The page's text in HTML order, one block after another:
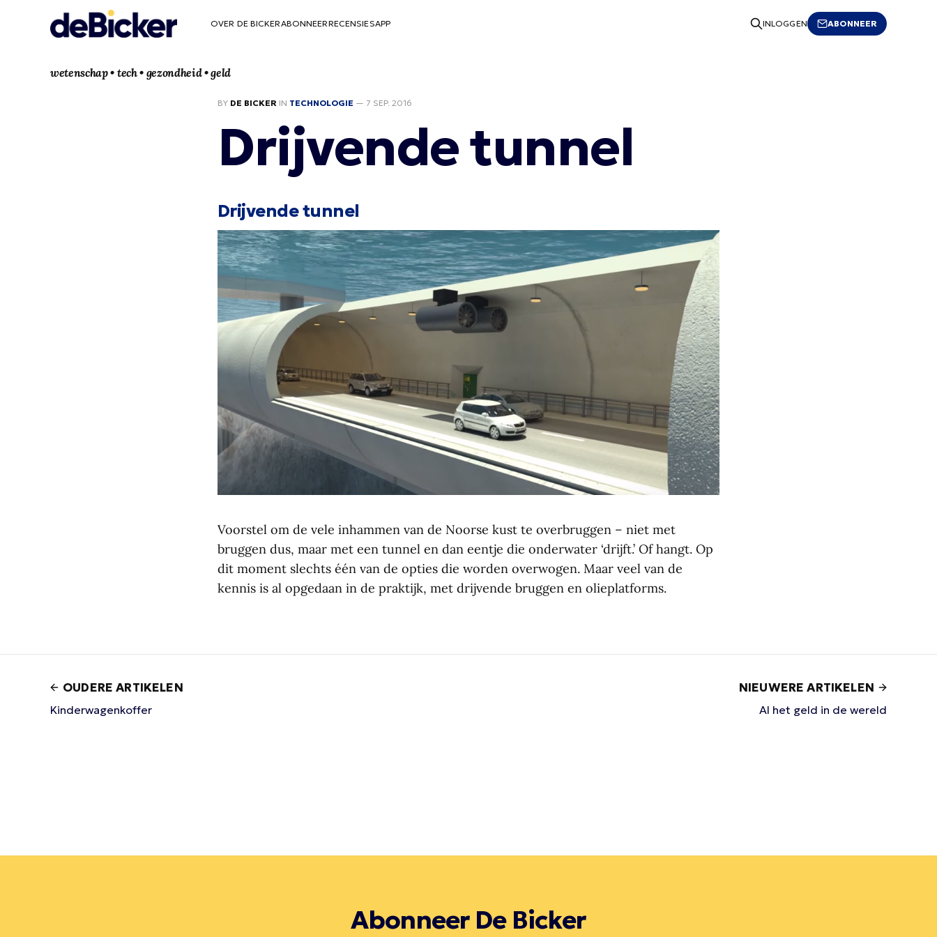
OVER DE BICKERABONNEERRECENSIESAPP INLOGGEN ABONNEER
wetenschap • tech • gezondheid • geld
BY DE BICKER IN TECHNOLOGIE — 7 SEP. 2016
Drijvende tunnel
Drijvende tunnel
Voorstel om de vele inhammen van de Noorse kust te overbruggen – niet met
bruggen dus, maar met een tunnel en dan eentje die onderwater ‘drijft.’ Of hangt. Op
dit moment slechts één van de opties die worden overwogen. Maar veel van de
kennis is al opgedaan in de praktijk, met drijvende bruggen en olieplatforms.
OUDERE ARTIKELEN
Kinderwagenkoffer
NIEUWERE ARTIKELEN
Al het geld in de wereld
Abonneer De Bicker